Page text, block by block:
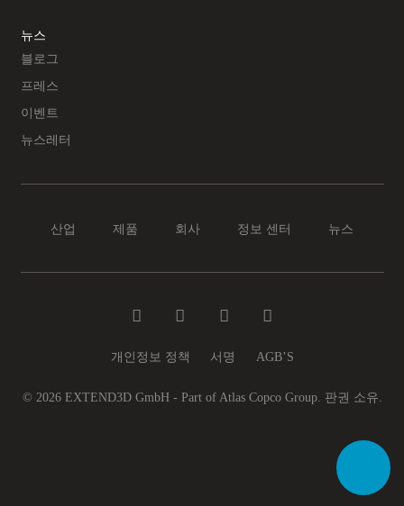
뉴스
블로그
프레스
이벤트
뉴스레터
산업 제품 회사 정보 센터 뉴스
개인정보 정책 서명 AGB’S
© 2026 EXTEND3D GmbH - Part of Atlas Copco Group. 판권 소유.